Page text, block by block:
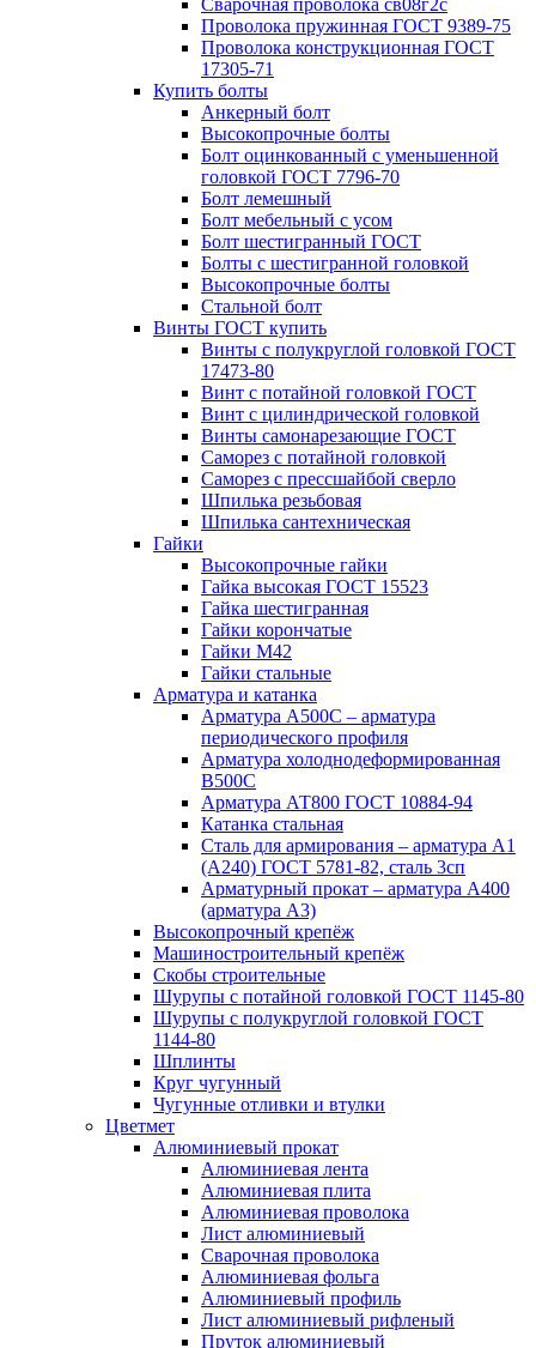
Сварочная проволока св08г2с
Проволока пружинная ГОСТ 9389-75
Проволока конструкционная ГОСТ
17305-71
Купить болты
Анкерный болт
Высокопрочные болты
Болт оцинкованный с уменьшенной
головкой ГОСТ 7796-70
Болт лемешный
Болт мебельный с усом
Болт шестигранный ГОСТ
Болты с шестигранной головкой
Высокопрочные болты
Стальной болт
Винты ГОСТ купить
Винты с полукруглой головкой ГОСТ
17473-80
Винт с потайной головкой ГОСТ
Винт с цилиндрической головкой
Винты самонарезающие ГОСТ
Саморез с потайной головкой
Саморез с прессшайбой сверло
Шпилька резьбовая
Шпилька сантехническая
Гайки
Высокопрочные гайки
Гайка высокая ГОСТ 15523
Гайка шестигранная
Гайки корончатые
Гайки М42
Гайки стальные
Арматура и катанка
Арматура А500С – арматура
периодического профиля
Арматура холоднодеформированная
В500С
Арматура АТ800 ГОСТ 10884-94
Катанка стальная
Сталь для армирования – арматура А1
(А240) ГОСТ 5781-82, сталь 3сп
Арматурный прокат – арматура А400
(арматура А3)
Высокопрочный крепёж
Машиностроительный крепёж
Скобы строительные
Шурупы с потайной головкой ГОСТ 1145-80
Шурупы с полукруглой головкой ГОСТ
1144-80
Шплинты
Круг чугунный
Чугунные отливки и втулки
Цветмет
Алюминиевый прокат
Алюминиевая лента
Алюминиевая плита
Алюминиевая проволока
Лист алюминиевый
Сварочная проволока
Алюминиевая фольга
Алюминиевый профиль
Лист алюминиевый рифленый
Пруток алюминиевый